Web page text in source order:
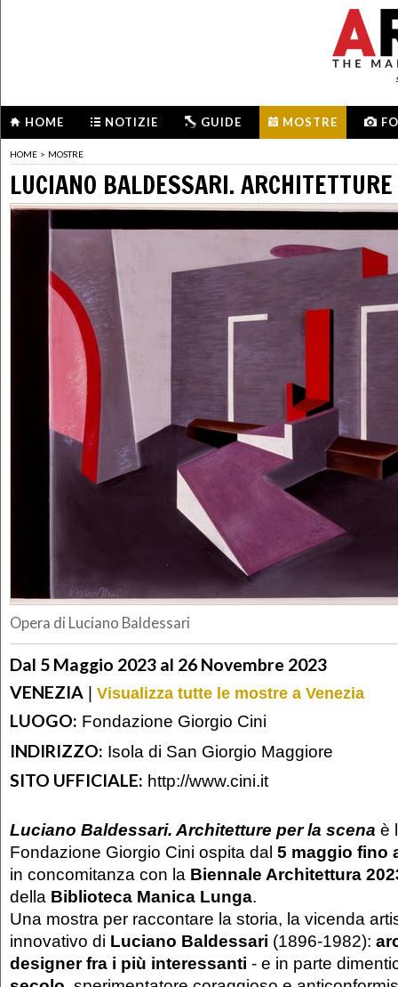
HOME NOTIZIE GUIDE MOSTRE
HOME > MOSTRE
LUCIANO BALDESSARI.
Opera di Luciano Baldessari
Dal 5 Maggio 2023 al 26 Novembre 2023
VENEZIA | Visualizza tutte le mostre a Venezia
LUOGO: Fondazione Giorgio Cini
INDIRIZZO: Isola di San Giorgio Maggiore
SITO UFFICIALE: http://www.cini.it
Luciano Baldessari. Architetture per la scena è
Fondazione Giorgio Cini ospita dal 5 maggio fino
in concomitanza con la Biennale Architettura
della Biblioteca Manica Lunga.
Una mostra per raccontare la storia, la vicenda
innovativo di Luciano Baldessari (1896-1982):
designer fra i più interessanti - e in parte